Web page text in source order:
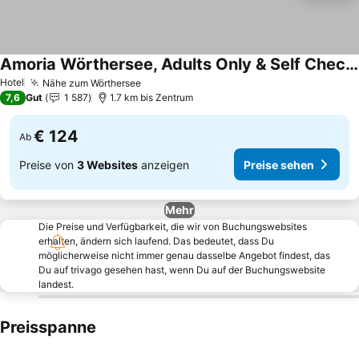
Hotel Nähe zum Wörthersee
Amoria Wörthersee, Adults Only & Self Check-in
7,6 Gut 1 587 1.7 km bis Zentrum
Ab € 124
Preise von 3 Websites anzeigen Preise sehen
Mehr
Die Preise und Verfügbarkeit, die wir von Buchungswebsites
erhalten, ändern sich laufend. Das bedeutet, dass Du
möglicherweise nicht immer genau dasselbe Angebot findest, das
Du auf trivago gesehen hast, wenn Du auf der Buchungswebsite
landest.
Preisspanne